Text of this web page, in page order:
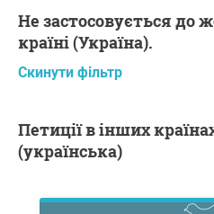
Не застосовується до жодної петиції в цій
країні (Україна).
Скинути фільтр
Петиції в інших країнах місцевою мовою
(українська)